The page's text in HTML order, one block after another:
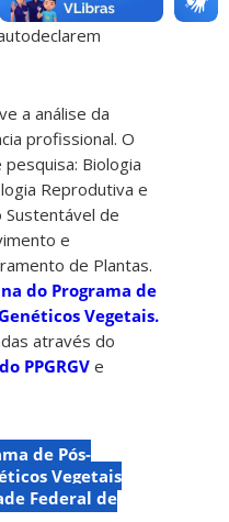
de
a análise da
profissional. O
pesquisa: Biologia
Reprodutiva e
Sustentável de
e
de Plantas.
do Programa de
Vegetais.
através do
PPGRGVe
de Pós-
Vegetais
Federal de